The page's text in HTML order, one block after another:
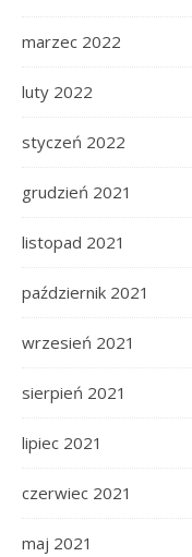
marzec 2022
luty 2022
styczeń 2022
grudzień 2021
listopad 2021
październik 2021
wrzesień 2021
sierpień 2021
lipiec 2021
czerwiec 2021
maj 2021